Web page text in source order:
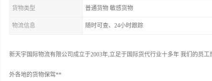
货物类型 普通货物 敏感货物
物流信息 随时可查、24小时跟踪
新天宇国际物流有限公司成立于2003年,立足于国际货代行业十多年 我们的员
外各地的货物保驾**